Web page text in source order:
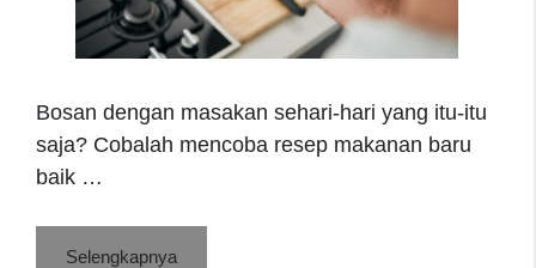
Bosan dengan masakan sehari-hari yang itu-itu
saja? Cobalah mencoba resep makanan baru
baik …
Selengkapnya